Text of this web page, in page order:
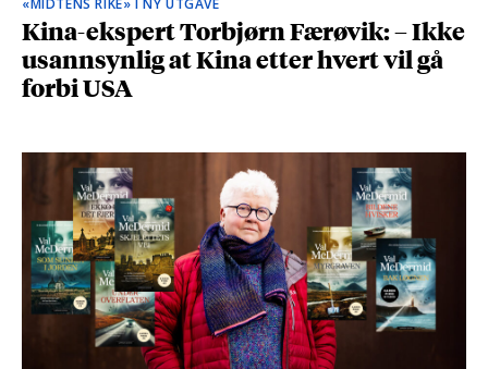
Kina-ekspert Torbjørn Færøvik: – Ikke
usannsynlig at Kina etter hvert vil gå
forbi USA